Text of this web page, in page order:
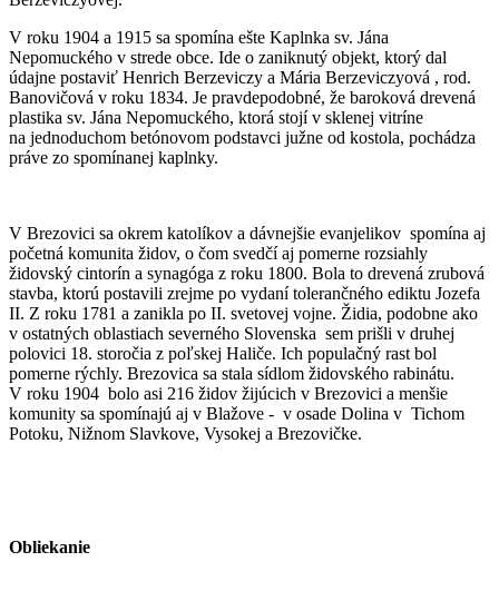
V roku 1904 a 1915 sa spomína ešte Kaplnka sv. Jána
Nepomuckého v strede obce. Ide o zaniknutý objekt, ktorý dal
údajne postaviť Henrich Berzeviczy a Mária Berzeviczyová , rod.
Banovičová v roku 1834. Je pravdepodobné, že baroková drevená
plastika sv. Jána Nepomuckého, ktorá stojí v sklenej vitríne
na jednoduchom betónovom podstavci južne od kostola, pochádza
práve zo spomínanej kaplnky.
V Brezovici sa okrem katolíkov a dávnejšie evanjelikov spomína aj
početná komunita židov, o čom svedčí aj pomerne rozsiahly
židovský cintorín a synagóga z roku 1800. Bola to drevená zrubová
stavba, ktorú postavili zrejme po vydaní tolerančného ediktu Jozefa
II. Z roku 1781 a zanikla po II. svetovej vojne. Židia, podobne ako
v ostatných oblastiach severného Slovenska sem prišli v druhej
polovici 18. storočia z poľskej Haliče. Ich populačný rast bol
pomerne rýchly. Brezovica sa stala sídlom židovského rabinátu.
V roku 1904 bolo asi 216 židov žijúcich v Brezovici a menšie
komunity sa spomínajú aj v Blažove - v osade Dolina v Tichom
Potoku, Nižnom Slavkove, Vysokej a Brezovičke.
Obliekanie